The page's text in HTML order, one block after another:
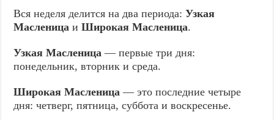
Вся неделя делится на два периода:Узкая
Масленица иШирокая Масленица.
Узкая Масленица — первые три дня:
понедельник, вторник и среда.
Широкая Масленица — это последние четыре
дня: четверг, пятница, суббота и воскресенье.